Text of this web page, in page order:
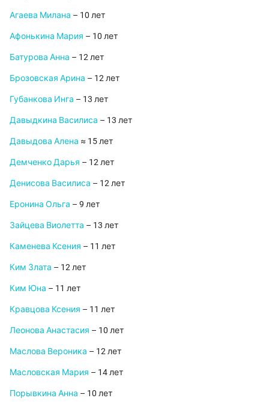
Агаева Милана – 10 лет
Афонькина Мария – 10 лет
Батурова Анна – 12 лет
Брозовская Арина – 12 лет
Губанкова Инга – 13 лет
Давыдкина Василиса – 13 лет
Давыдова Алена ≈ 15 лет
Демченко Дарья – 12 лет
Денисова Василиса – 12 лет
Еронина Ольга – 9 лет
Зайцева Виолетта – 13 лет
Каменева Ксения – 11 лет
Ким Злата – 12 лет
Ким Юна – 11 лет
Кравцова Ксения – 11 лет
Леонова Анастасия – 10 лет
Маслова Вероника – 12 лет
Масловская Мария – 14 лет
Порывкина Анна – 10 лет